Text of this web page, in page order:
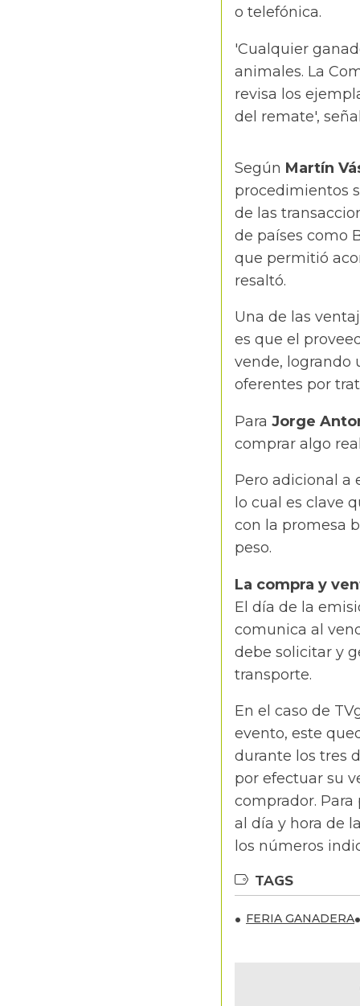
o telefónica.
'Cualquier
animales. La
revisa los
del remate',
Según Martín
procedimientos
de las
de países como
que permitió
resaltó.
Una de las
es que el
vende, logrando
oferentes por
Para Jorge
comprar algo
Pero adicional a
lo cual es clave
con la promesa
peso.
La compra y
El día de la
comunica al
debe solicitar y
transporte.
En el caso de
evento, este
durante los tres
por efectuar su
comprador.
al día y hora de
los números
TAGS
FERIA GANADERA